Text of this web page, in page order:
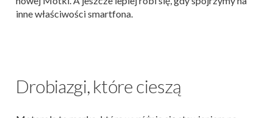
inne właściwości smartfona.
Drobiazgi, które cieszą